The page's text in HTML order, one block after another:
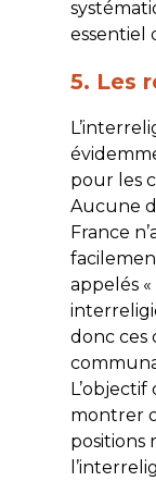
essentiel
5. Les
pour les
Aucune
France
appelés «
donc ces
montrer
positions